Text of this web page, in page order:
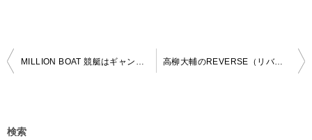
投
ビ
MILLION BOAT 競艇はギャンブルですし株式会社常昇社というのがね 高柳大輔のREVERSE（リバース）は稼げる？AIトレードシステム徹底検証
検索